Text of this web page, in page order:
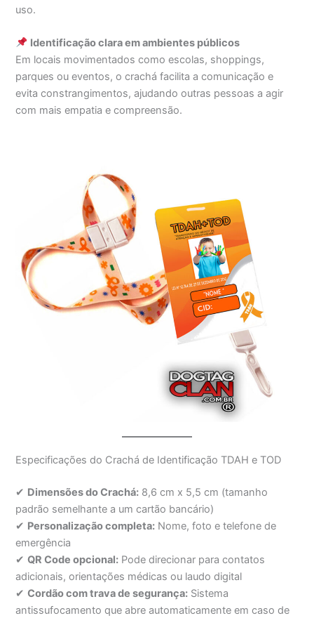
uso.
Identificação clara em ambientes públicos
Em locais movimentados como escolas, shoppings,
parques ou eventos, o crachá facilita a comunicação e
evita constrangimentos, ajudando outras pessoas a agir
com mais empatia e compreensão.
Especificações do Crachá de Identificação TDAH e TOD
✔ Dimensões do Crachá: 8,6 cm x 5,5 cm (tamanho
padrão semelhante a um cartão bancário)
✔ Personalização completa: Nome, foto e telefone de
emergência
✔QR Code opcional: Pode direcionar para contatos
adicionais, orientações médicas ou laudo digital
✔Cordão com trava de segurança: Sistema
antissufocamento que abre automaticamente em caso de